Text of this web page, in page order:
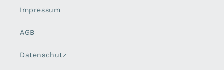
Impressum
AGB
Datenschutz